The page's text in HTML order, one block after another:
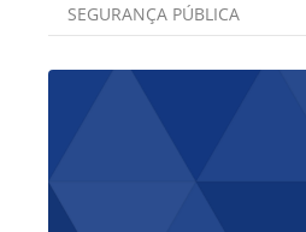
Categoria do curso
SEGURANÇA PÚBLICA